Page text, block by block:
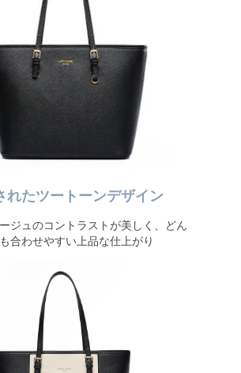
れたツートーンデザイン
ジュのコントラストが美しく、どん
合わせやすい上品な仕上がり